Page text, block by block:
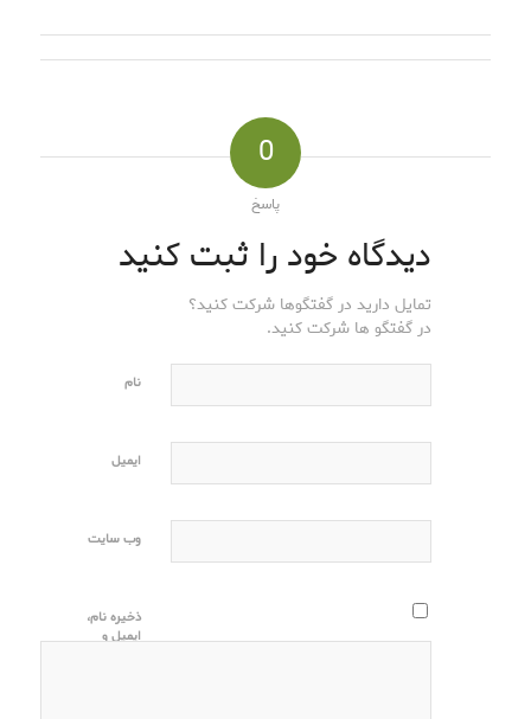
0
پاسخ
دیدگاه خود را ثبت کنید
تمایل دارید در گفتگوها شرکت کنید؟
در گفتگو ها شرکت کنید.
نام
ایمیل
وب‌ سایت
ذخیره نام،
ایمیل و